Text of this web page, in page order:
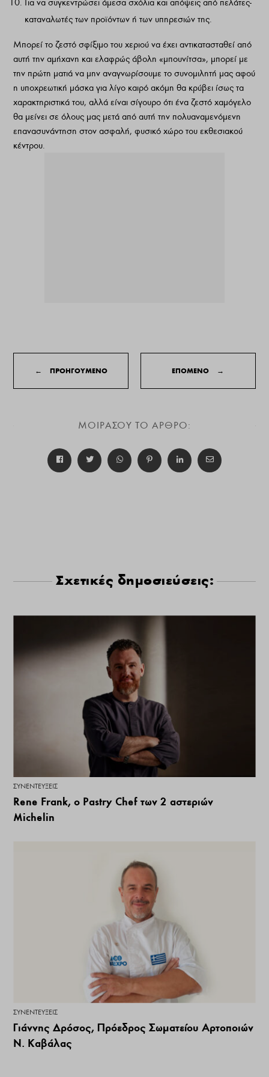
Για να συγκεντρώσει άμεσα σχόλια και απόψεις από πελάτες-
καταναλωτές των προϊόντων ή των υπηρεσιών της.
Μπορεί το ζεστό σφίξιμο του χεριού να έχει αντικατασταθεί από
αυτή την αμήχανη και ελαφρώς άβολη «μπουνίτσα», μπορεί με
την πρώτη ματιά να μην αναγνωρίσουμε το συνομιλητή μας αφού
η υποχρεωτική μάσκα για λίγο καιρό ακόμη θα κρύβει ίσως τα
χαρακτηριστικά του, αλλά είναι σίγουρο ότι ένα ζεστό χαμόγελο
θα μείνει σε όλους μας μετά από αυτή την πολυαναμενόμενη
επανασυνάντηση στον ασφαλή, φυσικό χώρο του εκθεσιακού
κέντρου.
← ΠΡΟΗΓΟΥΜΕΝΟ ΕΠΟΜΕΝΟ →
ΜΟΙΡΑΣΟΥ ΤΟ ΑΡΘΡΟ:
Σχετικές δημοσιεύσεις:
ΣΥΝΕΝΤΕΎΞΕΙΣ
Rene Frank, ο Pastry Chef των 2 αστεριών
Michelin
ΣΥΝΕΝΤΕΎΞΕΙΣ
Γιάννης Δρόσος, Πρόεδρος Σωματείου Αρτοποιών
Ν. Καβάλας